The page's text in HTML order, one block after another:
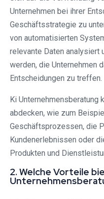
Unternehmen bei ihrer
Geschäftsstrategie zu
von automatisierten
relevante Daten analysiert
werden, die Unternehmen
Entscheidungen zu treffen.
Ki Unternehmensberatung
abdecken, wie zum
Geschäftsprozessen, die
Kundenerlebnissen oder
Produkten und
2. Welche Vorteile